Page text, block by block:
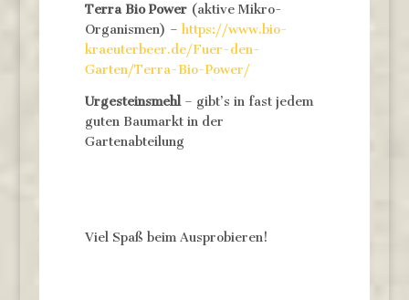
Terra Bio Power(aktive Mikro-
Organismen) – https://www.bio-
kraeuterbeer.de/Fuer-den-
Garten/Terra-Bio-Power/
Urgesteinsmehl – gibt’s in fast jedem
guten Baumarkt in der
Gartenabteilung
Viel Spaß beim Ausprobieren!